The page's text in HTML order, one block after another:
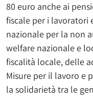
80 euro anche ai
fiscale per i lavoratori
nazionale per la non
welfare nazionale e
fiscalità locale, delle
Misure per il lavoro e
la solidarietà tra le